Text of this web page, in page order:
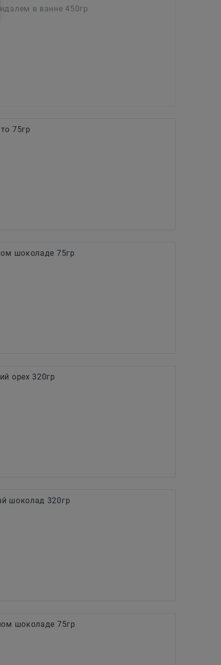
в ванне 450гр
75гр
шоколаде 75гр
орех 320гр
шоколад 320гр
шоколаде 75гр